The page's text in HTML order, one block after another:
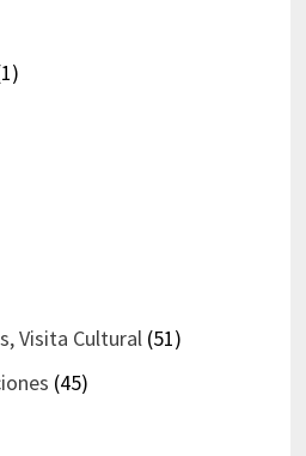
Visita Cultural(51)
(45)